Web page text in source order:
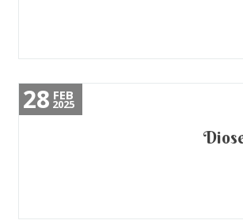
28 FEB
2025